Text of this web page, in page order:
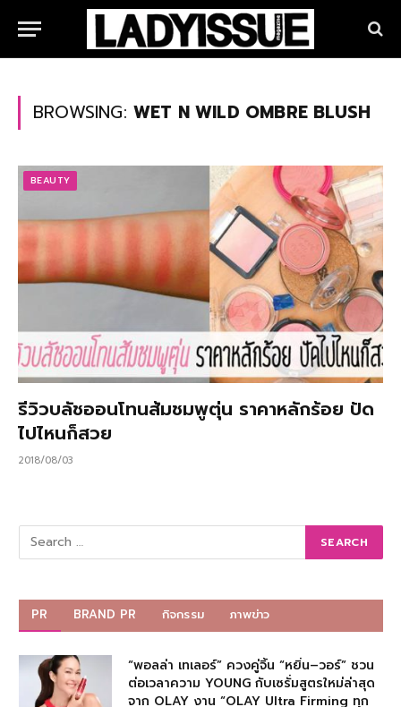
BROWSING: WET N WILD OMBRE BLUSH
BEAUTY
รีวิวบลัชออนโทนส้มชมพูตุ่น ราคาหลักร้อย ปัด
ไปไหนก็สวย
2018/08/03
PR BRAND PR กิจกรรม ภาพข่าว
“พอลล่า เทเลอร์” ควงคู่จิ้น “หยิ่น–วอร์” ชวน
ต่อเวลาความ YOUNG กับเซรั่มสูตรใหม่ล่าสุด
จาก OLAY งาน “OLAY Ultra Firming ทุก